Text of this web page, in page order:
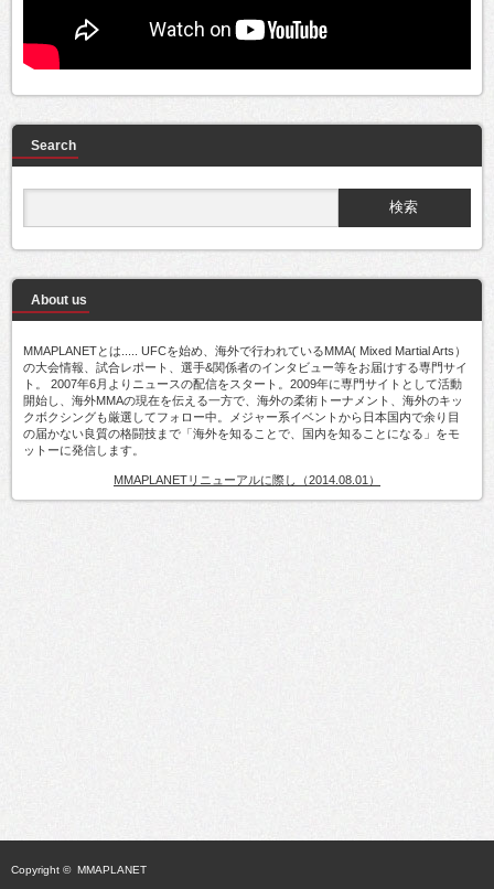
Search
About us
MMAPLANETとは..... UFCを始め、海外で行われているMMA( Mixed Martial Arts）
の大会情報、試合レポート、選手&関係者のインタビュー等をお届けする専門サイ
ト。 2007年6月よりニュースの配信をスタート。2009年に専門サイトとして活動
開始し、海外MMAの現在を伝える一方で、海外の柔術トーナメント、海外のキッ
クボクシングも厳選してフォロー中。メジャー系イベントから日本国内で余り目
の届かない良質の格闘技まで「海外を知ることで、国内を知ることになる」をモ
ットーに発信します。
MMAPLANETリニューアルに際し（2014.08.01）
Copyright © MMAPLANET